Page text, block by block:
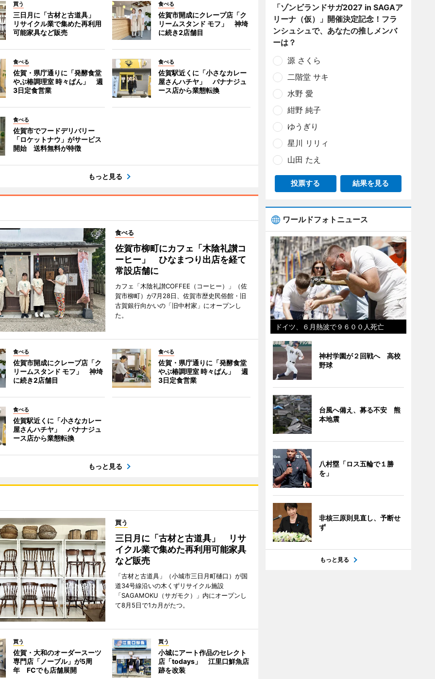
買う
三日月に「古材と古道具」
リサイクル業で集めた再利用
可能家具など販売
食べる
佐賀市開成にクレープ店「ク
リームスタンド モフ」 神埼
に続き2店舗目
食べる
佐賀・県庁通りに「発酵食堂
やぶ椿調理室 時々ぱん」 週
3日定食営業
食べる
佐賀駅近くに「小さなカレー
屋さんハチヤ」 バナナジュ
ース店から業態転換
食べる
佐賀市でフードデリバリー
「ロケットナウ」がサービス
開始 送料無料が特徴
もっと見る
食べる
佐賀市柳町にカフェ「木陰礼讃コ
ーヒー」 ひなまつり出店を経て
常設店舗に
カフェ「木陰礼讃COFFEE（コーヒー）」（佐
賀市柳町）が7月28日、佐賀市歴史民俗館・旧
古賀銀行向かいの「旧中村家」にオープンし
た。
食べる
佐賀市開成にクレープ店「ク
リームスタンド モフ」 神埼
に続き2店舗目
食べる
佐賀・県庁通りに「発酵食堂
やぶ椿調理室 時々ぱん」 週
3日定食営業
食べる
佐賀駅近くに「小さなカレー
屋さんハチヤ」 バナナジュ
ース店から業態転換
もっと見る
買う
三日月に「古材と古道具」 リサ
イクル業で集めた再利用可能家具
など販売
「古材と古道具」（小城市三日月町樋口）が国
道34号線沿いの木くずリサイクル施設
「SAGAMOKU（サガモク）」内にオープンし
て8月5日で1カ月がたつ。
買う
佐賀・大和のオーダースーツ
専門店「ノーブル」が5周
年 FCでも店舗展開
買う
小城にアート作品のセレクト
店「todays」 江里口鮮魚店
跡を改装
「ゾンビランドサガ2027 in SAGAア
リーナ（仮）」開催決定記念！フラ
ンシュシュで、あなたの推しメンバ
ーは？
源 さくら
二階堂 サキ
水野 愛
紺野 純子
ゆうぎり
星川 リリィ
山田 たえ
投票する 結果を見る
ワールドフォトニュース
ドイツ、６月熱波で９６００人死亡
神村学園が２回戦へ 高校
野球
台風へ備え、募る不安 熊
本地震
八村塁「ロス五輪で１勝
を」
非核三原則見直し、予断せ
ず
もっと見る